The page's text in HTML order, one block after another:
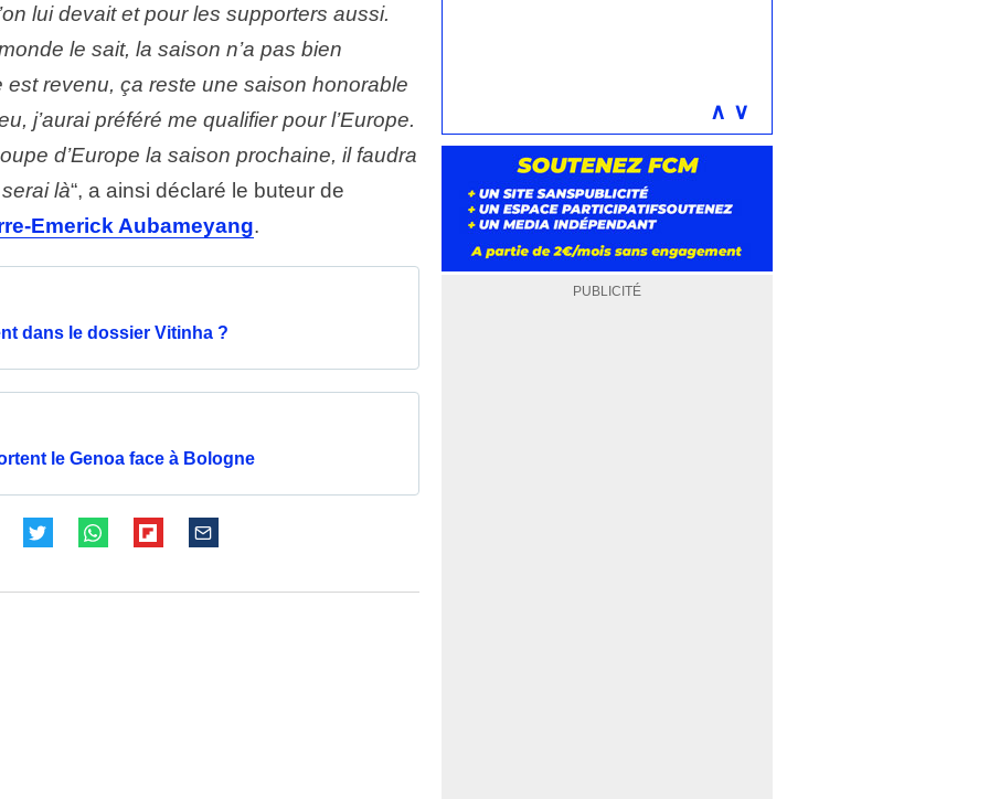
∧ ∨
PUBLICITÉ
lui devait et pour les supporters aussi.
le sait, la saison n’a pas bien
revenu, ça reste une saison honorable
j’aurai préféré me qualifier pour l’Europe.
d’Europe la saison prochaine, il faudra
là“, a ainsi déclaré le buteur de
Emerick Aubameyang.
dans le dossier Vitinha ?
le Genoa face à Bologne